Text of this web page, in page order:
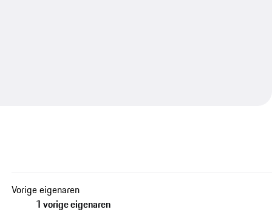
Vorige eigenaren
1 vorige eigenaren